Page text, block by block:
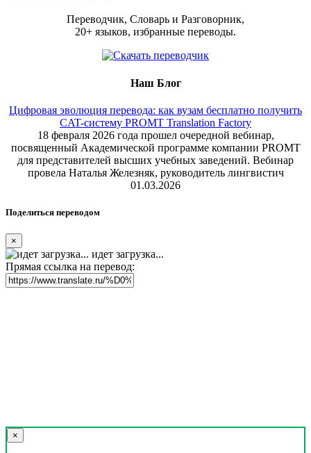
Переводчик, Словарь и Разговорник,
20+ языков, избранные переводы.
Наш Блог
Цифровая эволюция перевода: как вузам бесплатно получить
CAT-систему PROMT Translation Factory
18 февраля 2026 года прошел очередной вебинар,
посвященный Академической программе компании PROMT
для представителей высших учебных заведений. Вебинар
провела Наталья Железняк, руководитель лингвистич
01.03.2026
Поделиться переводом
×
идет загрузка...
Прямая ссылка на перевод:
×